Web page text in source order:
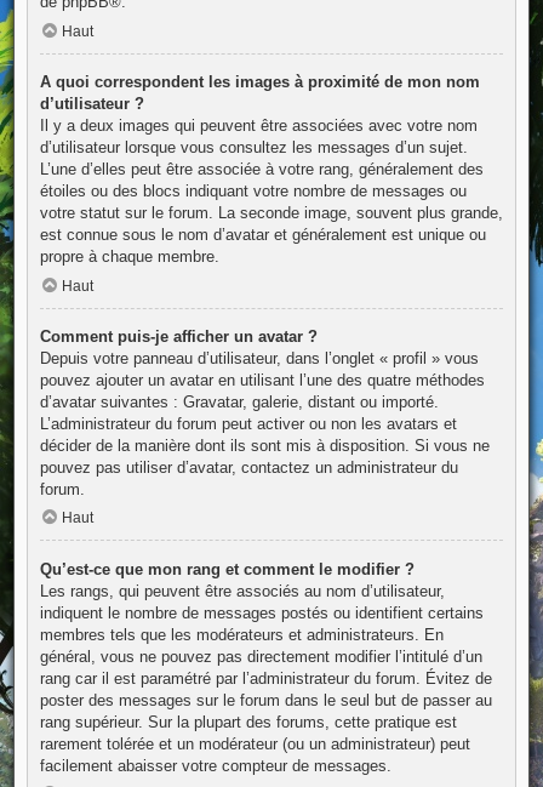
Haut
A quoi correspondent les images à proximité de mon nom
d’utilisateur ?
Il y a deux images qui peuvent être associées avec votre nom
d’utilisateur lorsque vous consultez les messages d’un sujet.
L’une d’elles peut être associée à votre rang, généralement des
étoiles ou des blocs indiquant votre nombre de messages ou
votre statut sur le forum. La seconde image, souvent plus grande,
est connue sous le nom d’avatar et généralement est unique ou
propre à chaque membre.
Haut
Comment puis-je afficher un avatar ?
Depuis votre panneau d’utilisateur, dans l’onglet « profil » vous
pouvez ajouter un avatar en utilisant l’une des quatre méthodes
d’avatar suivantes : Gravatar, galerie, distant ou importé.
L’administrateur du forum peut activer ou non les avatars et
décider de la manière dont ils sont mis à disposition. Si vous ne
pouvez pas utiliser d’avatar, contactez un administrateur du
forum.
Haut
Qu’est-ce que mon rang et comment le modifier ?
Les rangs, qui peuvent être associés au nom d’utilisateur,
indiquent le nombre de messages postés ou identifient certains
membres tels que les modérateurs et administrateurs. En
général, vous ne pouvez pas directement modifier l’intitulé d’un
rang car il est paramétré par l’administrateur du forum. Évitez de
poster des messages sur le forum dans le seul but de passer au
rang supérieur. Sur la plupart des forums, cette pratique est
rarement tolérée et un modérateur (ou un administrateur) peut
facilement abaisser votre compteur de messages.